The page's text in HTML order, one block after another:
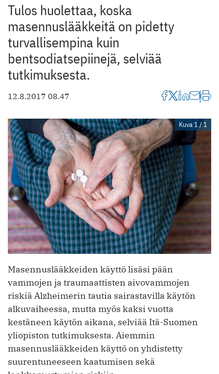
Tulos huolettaa, koska
masennuslääkkeitä on pidetty
turvallisempina kuin
bentsodiatsepiinejä, selviää
tutkimuksesta.
12.8.2017 08.47
Kuva 1 / 1
Masennuslääkkeiden käyttö lisäsi pään
vammojen ja traumaattisten aivovammojen
riskiä Alzheimerin tautia sairastavilla käytön
alkuvaiheessa, mutta myös kaksi vuotta
kestäneen käytön aikana, selviää Itä-Suomen
yliopiston tutkimuksesta. Aiemmin
masennuslääkkeiden käyttö on yhdistetty
suurentuneeseen kaatumisen sekä